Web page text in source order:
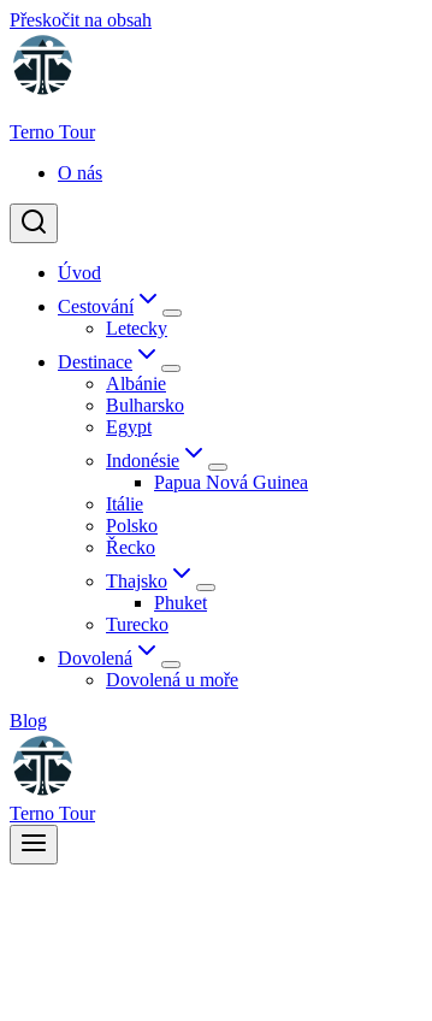
Přeskočit na obsah
Terno Tour
O nás
Úvod
Cestování
Letecky
Destinace
Albánie
Bulharsko
Egypt
Indonésie
Papua Nová Guinea
Itálie
Polsko
Řecko
Thajsko
Phuket
Turecko
Dovolená
Dovolená u moře
Blog
Terno Tour